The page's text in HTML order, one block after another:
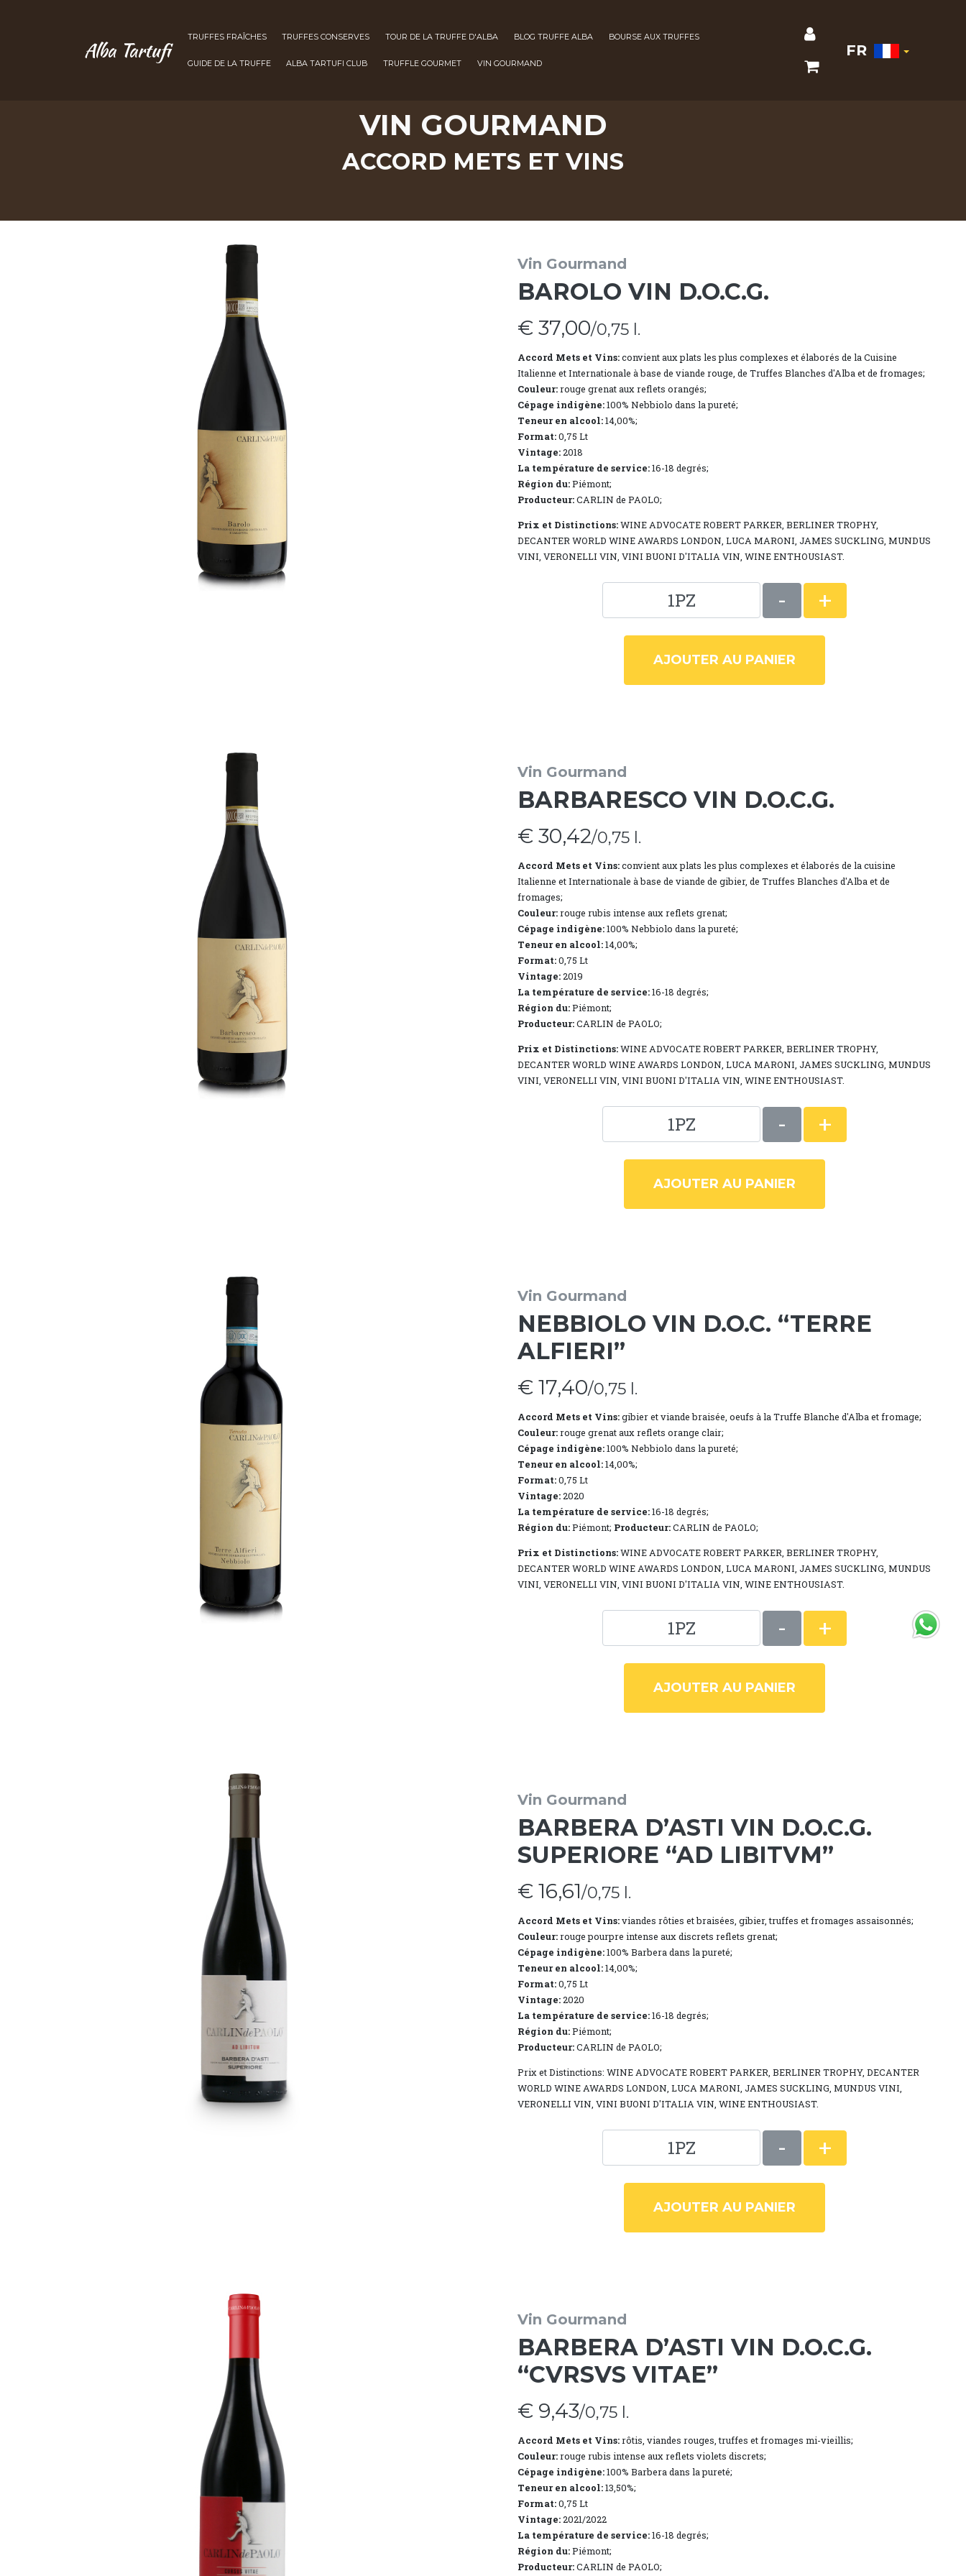
Alba Tartufi TRUFFES FRAÎCHES TRUFFES CONSERVES TOUR DE LA TRUFFE D'ALBA BLOG TRUFFE ALBA BOURSE AUX TRUFFES
GUIDE DE LA TRUFFE ALBA TARTUFI CLUB TRUFFLE GOURMET VIN GOURMAND
FR
VIN GOURMAND
ACCORD METS ET VINS
Vin Gourmand
BAROLO VIN D.O.C.G.
€ 37,00/0,75 l.
Accord Mets et Vins:convient aux plats les plus complexes et élaborés de la Cuisine
Italienne et Internationale à base de viande rouge, de Truffes Blanches d'Alba et de fromages;
Couleur:rouge grenat aux reflets orangés;
Cépage indigène:100% Nebbiolo dans la pureté;
Teneur en alcool:14,00%;
Format:0,75 Lt
Vintage:2018
La température de service:16-18 degrés;
Région du:Piémont;
Producteur:CARLIN de PAOLO;
Prix ​​et Distinctions:WINE ADVOCATE ROBERT PARKER, BERLINER TROPHY,
DECANTER WORLD WINE AWARDS LONDON, LUCA MARONI, JAMES SUCKLING, MUNDUS
VINI, VERONELLI VIN, VINI BUONI D'ITALIA VIN, WINE ENTHOUSIAST.
1PZ - +
AJOUTER AU PANIER
Vin Gourmand
BARBARESCO VIN D.O.C.G.
€ 30,42/0,75 l.
Accord Mets et Vins:convient aux plats les plus complexes et élaborés de la cuisine
Italienne et Internationale à base de viande de gibier, de Truffes Blanches d'Alba et de
fromages;
Couleur:rouge rubis intense aux reflets grenat;
Cépage indigène:100% Nebbiolo dans la pureté;
Teneur en alcool:14,00%;
Format:0,75 Lt
Vintage:2019
La température de service:16-18 degrés;
Région du:Piémont;
Producteur:CARLIN de PAOLO;
Prix ​​et Distinctions:WINE ADVOCATE ROBERT PARKER, BERLINER TROPHY,
DECANTER WORLD WINE AWARDS LONDON, LUCA MARONI, JAMES SUCKLING, MUNDUS
VINI, VERONELLI VIN, VINI BUONI D'ITALIA VIN, WINE ENTHOUSIAST.
1PZ - +
AJOUTER AU PANIER
Vin Gourmand
NEBBIOLO VIN D.O.C. “TERRE
ALFIERI”
€ 17,40/0,75 l.
Accord Mets et Vins:gibier et viande braisée, oeufs à la Truffe Blanche d'Alba et fromage;
Couleur:rouge grenat aux reflets orange clair;
Cépage indigène:100% Nebbiolo dans la pureté;
Teneur en alcool:14,00%;
Format:0,75 Lt
Vintage:2020
La température de service:16-18 degrés;
Région du:Piémont; Producteur:CARLIN de PAOLO;
Prix ​​et Distinctions:WINE ADVOCATE ROBERT PARKER, BERLINER TROPHY,
DECANTER WORLD WINE AWARDS LONDON, LUCA MARONI, JAMES SUCKLING, MUNDUS
VINI, VERONELLI VIN, VINI BUONI D'ITALIA VIN, WINE ENTHOUSIAST.
1PZ - +
AJOUTER AU PANIER
Vin Gourmand
BARBERA D’ASTI VIN D.O.C.G.
SUPERIORE “AD LIBITVM”
€ 16,61/0,75 l.
Accord Mets et Vins:viandes rôties et braisées, gibier, truffes et fromages assaisonnés;
Couleur:rouge pourpre intense aux discrets reflets grenat;
Cépage indigène:100% Barbera dans la pureté;
Teneur en alcool:14,00%;
Format:0,75 Lt
Vintage:2020
La température de service:16-18 degrés;
Région du:Piémont;
Producteur:CARLIN de PAOLO;
Prix ​​et Distinctions: WINE ADVOCATE ROBERT PARKER, BERLINER TROPHY, DECANTER
WORLD WINE AWARDS LONDON, LUCA MARONI, JAMES SUCKLING, MUNDUS VINI,
VERONELLI VIN, VINI BUONI D'ITALIA VIN, WINE ENTHOUSIAST.
1PZ - +
AJOUTER AU PANIER
Vin Gourmand
BARBERA D’ASTI VIN D.O.C.G.
“CVRSVS VITAE”
€ 9,43/0,75 l.
Accord Mets et Vins:rôtis, viandes rouges, truffes et fromages mi-vieillis;
Couleur:rouge rubis intense aux reflets violets discrets;
Cépage indigène:100% Barbera dans la pureté;
Teneur en alcool:13,50%;
Format:0,75 Lt
Vintage:2021/2022
La température de service:16-18 degrés;
Région du:Piémont;
Producteur:CARLIN de PAOLO;
Ti servono info? Chiamaci su WhatsApp